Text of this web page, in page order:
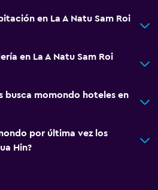
en La A Natu Sam Roi
en La A Natu Sam Roi
busca momondo hoteles en
por última vez los
Hin?